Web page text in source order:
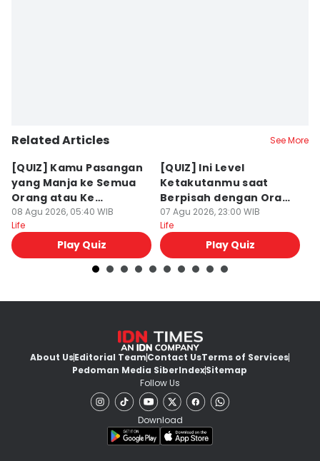
Related Articles See More
[QUIZ] Kamu Pasangan
yang Manja ke Semua
Orang atau Ke
Pasangan Aja?
08 Agu 2026, 05:40 WIB
Life
Play Quiz
[QUIZ] Ini Level
Ketakutanmu saat
Berpisah dengan Orang
Lain
07 Agu 2026, 23:00 WIB
Life
Play Quiz
About UsEditorial TeamContact UsTerms of Services
Pedoman Media SiberIndexSitemap
Follow Us
Download